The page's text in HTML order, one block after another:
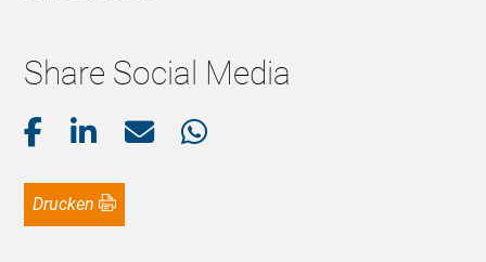
Share Social Media
Drucken